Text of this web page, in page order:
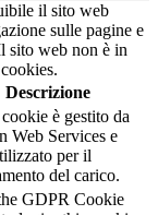
il sito web
sulle pagine e
sito web non è in
Descrizione
è gestito da
Web Services e
per il
del carico.
GDPR Cookie